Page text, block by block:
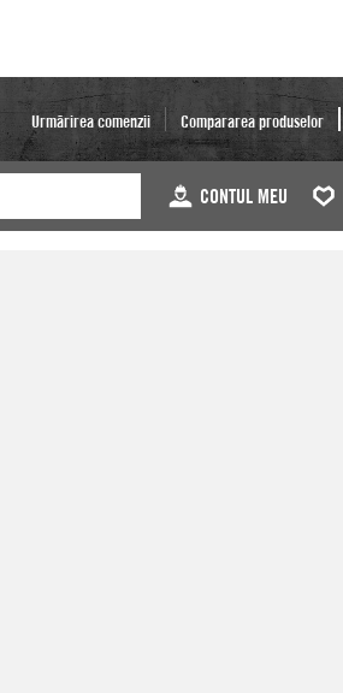
Urmărirea comenzii Compararea produselor
CONTUL MEU